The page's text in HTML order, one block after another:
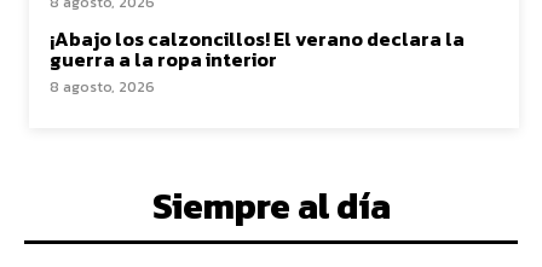
¡Abajo los calzoncillos! El verano declara la
guerra a la ropa interior
8 agosto, 2026
Siempre al día